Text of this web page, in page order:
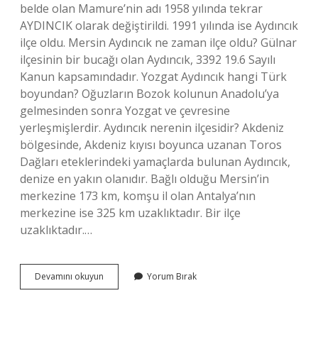
belde olan Mamure’nin adı 1958 yılında tekrar
AYDINCIK olarak değiştirildi. 1991 yılında ise Aydıncık
ilçe oldu. Mersin Aydıncık ne zaman ilçe oldu? Gülnar
ilçesinin bir bucağı olan Aydıncık, 3392 19.6 Sayılı
Kanun kapsamındadır. Yozgat Aydıncık hangi Türk
boyundan? Oğuzların Bozok kolunun Anadolu’ya
gelmesinden sonra Yozgat ve çevresine
yerleşmişlerdir. Aydıncık nerenin ilçesidir? Akdeniz
bölgesinde, Akdeniz kıyısı boyunca uzanan Toros
Dağları eteklerindeki yamaçlarda bulunan Aydıncık,
denize en yakın olanıdır. Bağlı olduğu Mersin’in
merkezine 173 km, komşu il olan Antalya’nın
merkezine ise 325 km uzaklıktadır. Bir ilçe
uzaklıktadır.…
Devamını okuyun Aydıncık
Ne
Yorum Bırak